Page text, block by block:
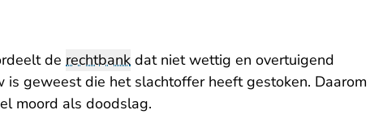
de rechtbank dat niet wettig en overtuigend
geweest die het slachtoffer heeft gestoken. Daarom
moord als doodslag.